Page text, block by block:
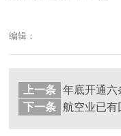
编辑：
上一条
下一条